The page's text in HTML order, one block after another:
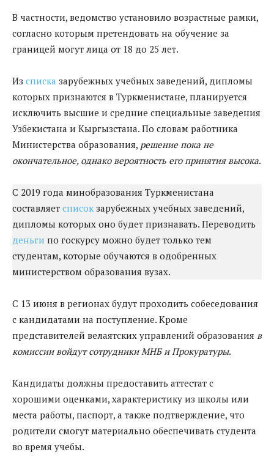
В частности, ведомство установило возрастные рамки,
согласно которым претендовать на обучение за
границей могут лица от 18 до 25 лет.
Из списка зарубежных учебных заведений, дипломы
которых признаются в Туркменистане, планируется
исключить высшие и средние специальные заведения
Узбекистана и Кыргызстана. По словам работника
Министерства образования, решение пока не
окончательное, однако вероятность его принятия высока.
С 2019 года минобразования Туркменистана
составляет список зарубежных учебных заведений,
дипломы которых оно будет признавать. Переводить
деньги по госкурсу можно будет только тем
студентам, которые обучаются в одобренных
министерством образования вузах.
С 13 июня в регионах будут проходить собеседования
с кандидатами на поступление. Кроме
представителей велаятских управлений образования в
комиссии войдут сотрудники МНБ и Прокуратуры.
Кандидаты должны предоставить аттестат с
хорошими оценками, характеристику из школы или
места работы, паспорт, а также подтверждение, что
родители смогут материально обеспечивать студента
во время учебы.